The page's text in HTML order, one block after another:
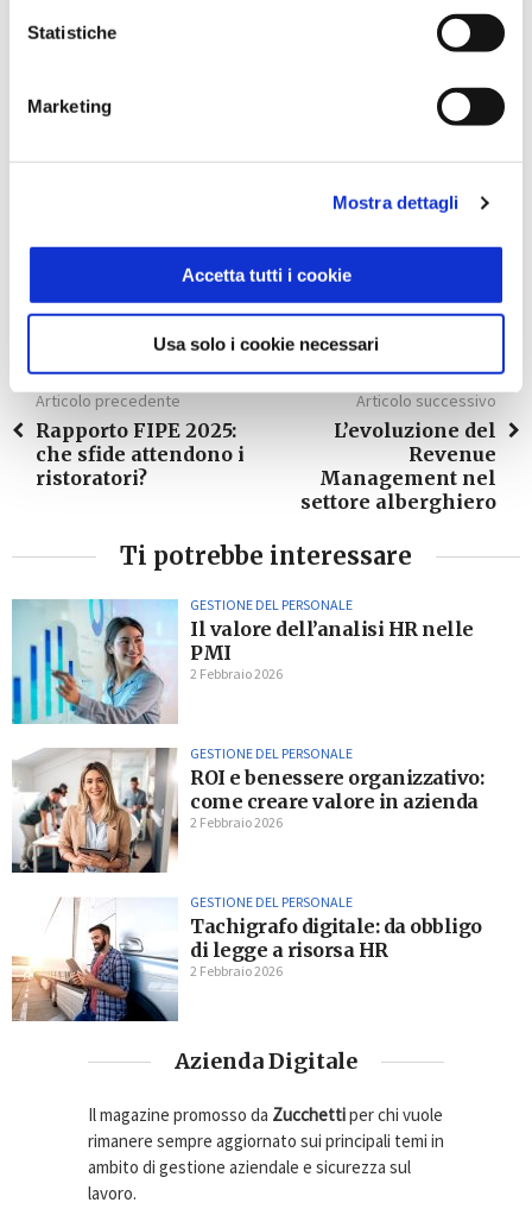
Statistiche
Marketing
Mostra dettagli
Accetta tutti i cookie
Usa solo i cookie necessari
preparare il terreno per l’innovazione, la crescita e il
Scopri la formazione che fa per te
Articolo precedente
Rapporto FIPE 2025:
che sfide attendono i
ristoratori?
Articolo successivo
L’evoluzione del
Revenue
Management nel
settore alberghiero
Ti potrebbe interessare
GESTIONE DEL PERSONALE
Il valore dell’analisi HR nelle
PMI
2 Febbraio 2026
GESTIONE DEL PERSONALE
ROI e benessere organizzativo:
come creare valore in azienda
2 Febbraio 2026
GESTIONE DEL PERSONALE
Tachigrafo digitale: da obbligo
di legge a risorsa HR
2 Febbraio 2026
Azienda Digitale
Il magazine promosso da Zucchettiper chi vuole
rimanere sempre aggiornato sui principali temi in
ambito di gestione aziendale e sicurezza sul
lavoro.